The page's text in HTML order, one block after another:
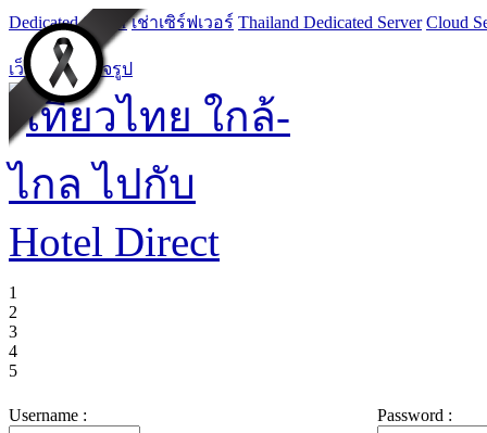
Dedicated Server เช่าเซิร์ฟเวอร์ Thailand Dedicated Server Cloud
เว็บไซต์สำเร็จรูป
1
2
3
4
5
Username : Password :